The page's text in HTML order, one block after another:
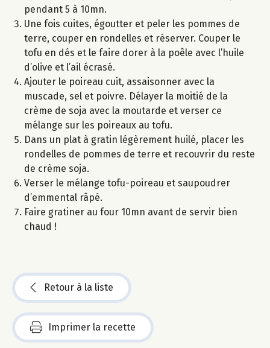
pendant 5 à 10mn.
Une fois cuites, égoutter et peler les pommes de
terre, couper en rondelles et réserver. Couper le
tofu en dés et le faire dorer à la poêle avec l’huile
d’olive et l’ail écrasé.
Ajouter le poireau cuit, assaisonner avec la
muscade, sel et poivre. Délayer la moitié de la
crème de soja avec la moutarde et verser ce
mélange sur les poireaux au tofu.
Dans un plat à gratin légèrement huilé, placer les
rondelles de pommes de terre et recouvrir du reste
de crème soja.
Verser le mélange tofu-poireau et saupoudrer
d’emmental râpé.
Faire gratiner au four 10mn avant de servir bien
chaud !
Retour à la liste
Imprimer la recette